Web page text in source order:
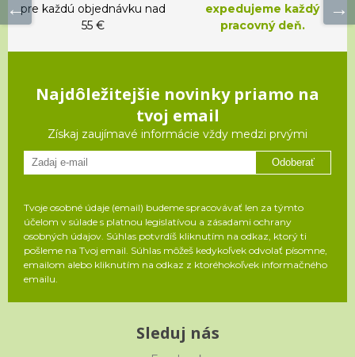
pre každú objednávku nad
55 €
expedujeme každý
pracovný deň.
Najdôležitejšie novinky priamo na
tvoj email
Získaj zaujímavé informácie vždy medzi prvými
Odoberať
Tvoje osobné údaje (email) budeme spracovávať len za týmto
účelom v súlade s platnou legislatívou a zásadami ochrany
osobných údajov. Súhlas potvrdíš kliknutím na odkaz, ktorý ti
pošleme na Tvoj email. Súhlas môžeš kedykoľvek odvolať písomne,
emailom alebo kliknutím na odkaz z ktoréhokoľvek informačného
emailu.
Sleduj nás